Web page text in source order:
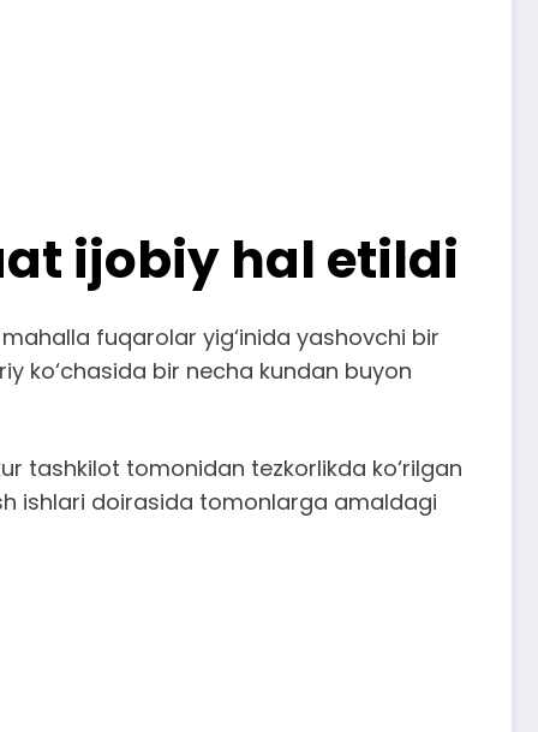
ijobiy hal etildi
fuqarolar yig‘inida yashovchi bir
ko‘chasida bir necha kundan buyon
tashkilot tomonidan tezkorlikda ko‘rilgan
ishlari doirasida tomonlarga amaldagi